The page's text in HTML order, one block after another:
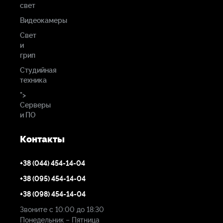
от 32 кбит/с до 15 Мбит/с
Контроль
скорости………………………...............................Переменная (VBR)
Постоянная скорость передачи данных (CBR)
Задержка кодирования………………….................................Менее
60 мс (кодировщик H.264 при 720p60, 6 Мбит/с)
H.264/AVC (MPEG-4 part 10)
14496-10
Main, and High Profiles
свет
Видеокамеры
Свет
и
грип
Студийная
техника
">
Серверы
и ПО
Контакты
+38 (044) 454-14-04
+38 (095) 454-14-04
+38 (098) 454-14-04
Звоните с 10:00 до 18:30
Понедельник – Пятница